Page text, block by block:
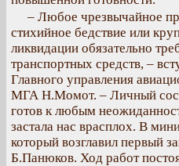
– Любое чрезвычайное
стихийное бедствие или
ликвидации обязательно
транспортных средств, –
Главного управления
МГА Н.Момот. – Личный
готов к любым
застала нас врасплох. В
который возглавил первый
Б.Панюков. Ход работ